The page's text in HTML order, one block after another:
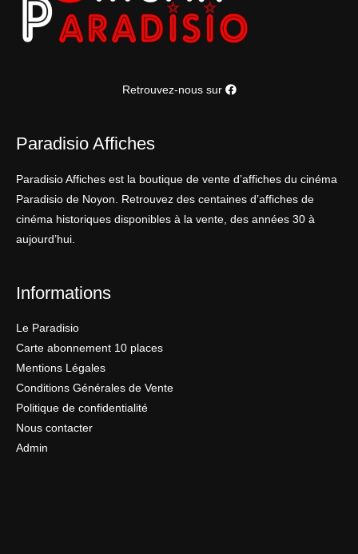
Retrouvez-nous sur
Paradisio Affiches
Paradisio Affiches est la boutique de vente d’affiches du cinéma
Paradisio de Noyon. Retrouvez des centaines d’affiches de
cinéma historiques disponibles à la vente, des années 30 à
aujourd’hui.
Informations
Le Paradisio
Carte abonnement 10 places
Mentions Légales
Conditions Générales de Vente
Politique de confidentialité
Nous contacter
Admin